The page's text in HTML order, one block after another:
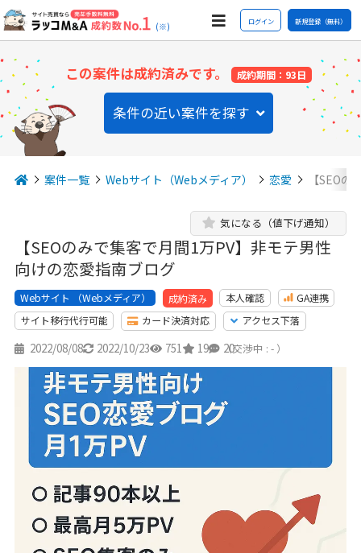
(※) ログイン 新規登録（無料）
この案件は成約済みです。 成約期間：93日
条件の近い案件を探す
案件一覧 Webサイト（Webメディア） 恋愛 【SEO
【SEOのみで集客で月間1万PV】非モテ男性
向けの恋愛指南ブログ
気になる（値下げ通知）
Webサイト （Webメディア） 成約済み 本人確認
GA連携
サイト移行代行可能
カード決済対応 アクセス下落
2022/08/08 2022/10/23 751 19 20
（交渉中 : - ）